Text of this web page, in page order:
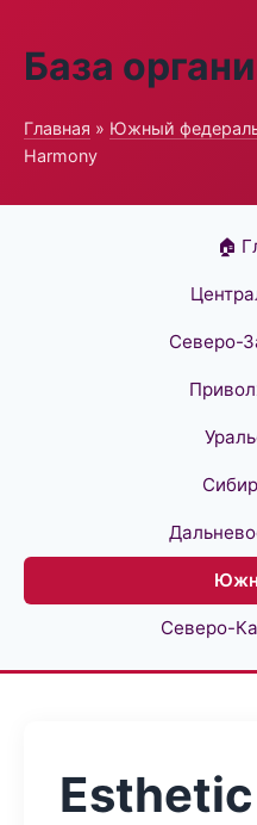
База
Главная » Южный
Harmony
🏠
Северо-
Северо-